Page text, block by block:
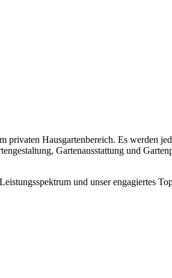
Hausgartenbereich. Es werden
Gartenausstattung und
und unser engagiertes